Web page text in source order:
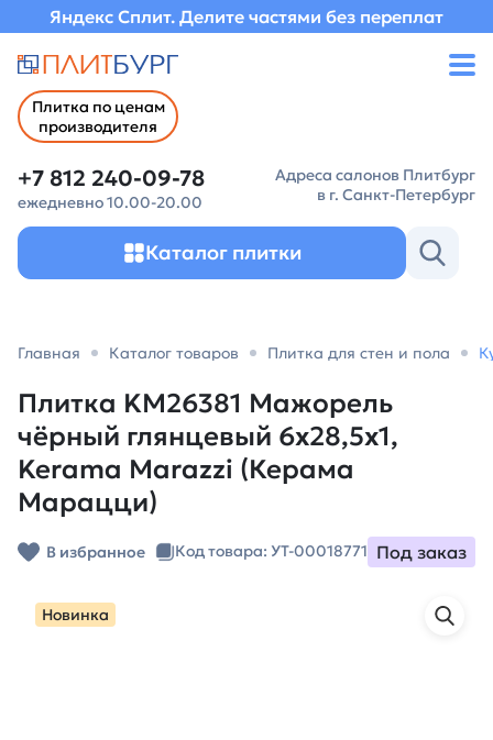
Яндекс Сплит. Делите частями без переплат
Плитка по ценам
производителя
+7 812 240-09-78
ежедневно 10.00-20.00
Адреса салонов Плитбург
в г. Санкт-Петербург
Каталог плитки
Главная Каталог товаров Плитка для стен и пола
Плитка KM26381 Мажорель
чёрный глянцевый 6x28,5x1,
Kerama Marazzi (Керама
Марацци)
В избранное Код товара: УТ-00018771 Под заказ
Новинка